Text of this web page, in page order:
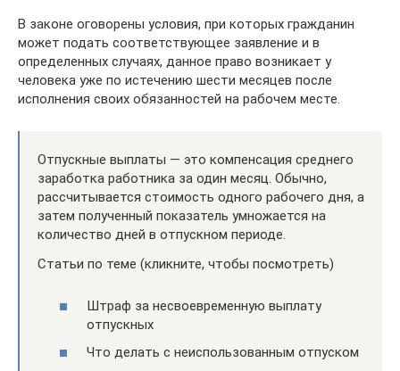
В законе оговорены условия, при которых гражданин
может подать соответствующее заявление и в
определенных случаях, данное право возникает у
человека уже по истечению шести месяцев после
исполнения своих обязанностей на рабочем месте.
Отпускные выплаты — это компенсация среднего
заработка работника за один месяц. Обычно,
рассчитывается стоимость одного рабочего дня, а
затем полученный показатель умножается на
количество дней в отпускном периоде.
Статьи по теме (кликните, чтобы посмотреть)
Штраф за несвоевременную выплату
отпускных
Что делать с неиспользованным отпуском